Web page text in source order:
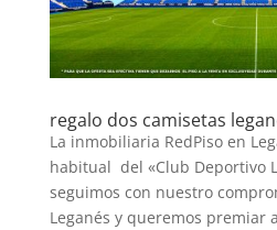
regalo dos camisetas
La inmobiliaria RedPiso en
habitual del «Club Deportivo
seguimos con nuestro
Leganés y queremos premiar